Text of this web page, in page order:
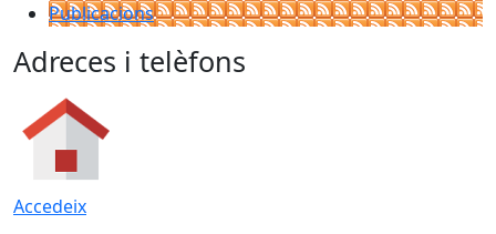
Publicacions
Adreces i telèfons
Accedeix